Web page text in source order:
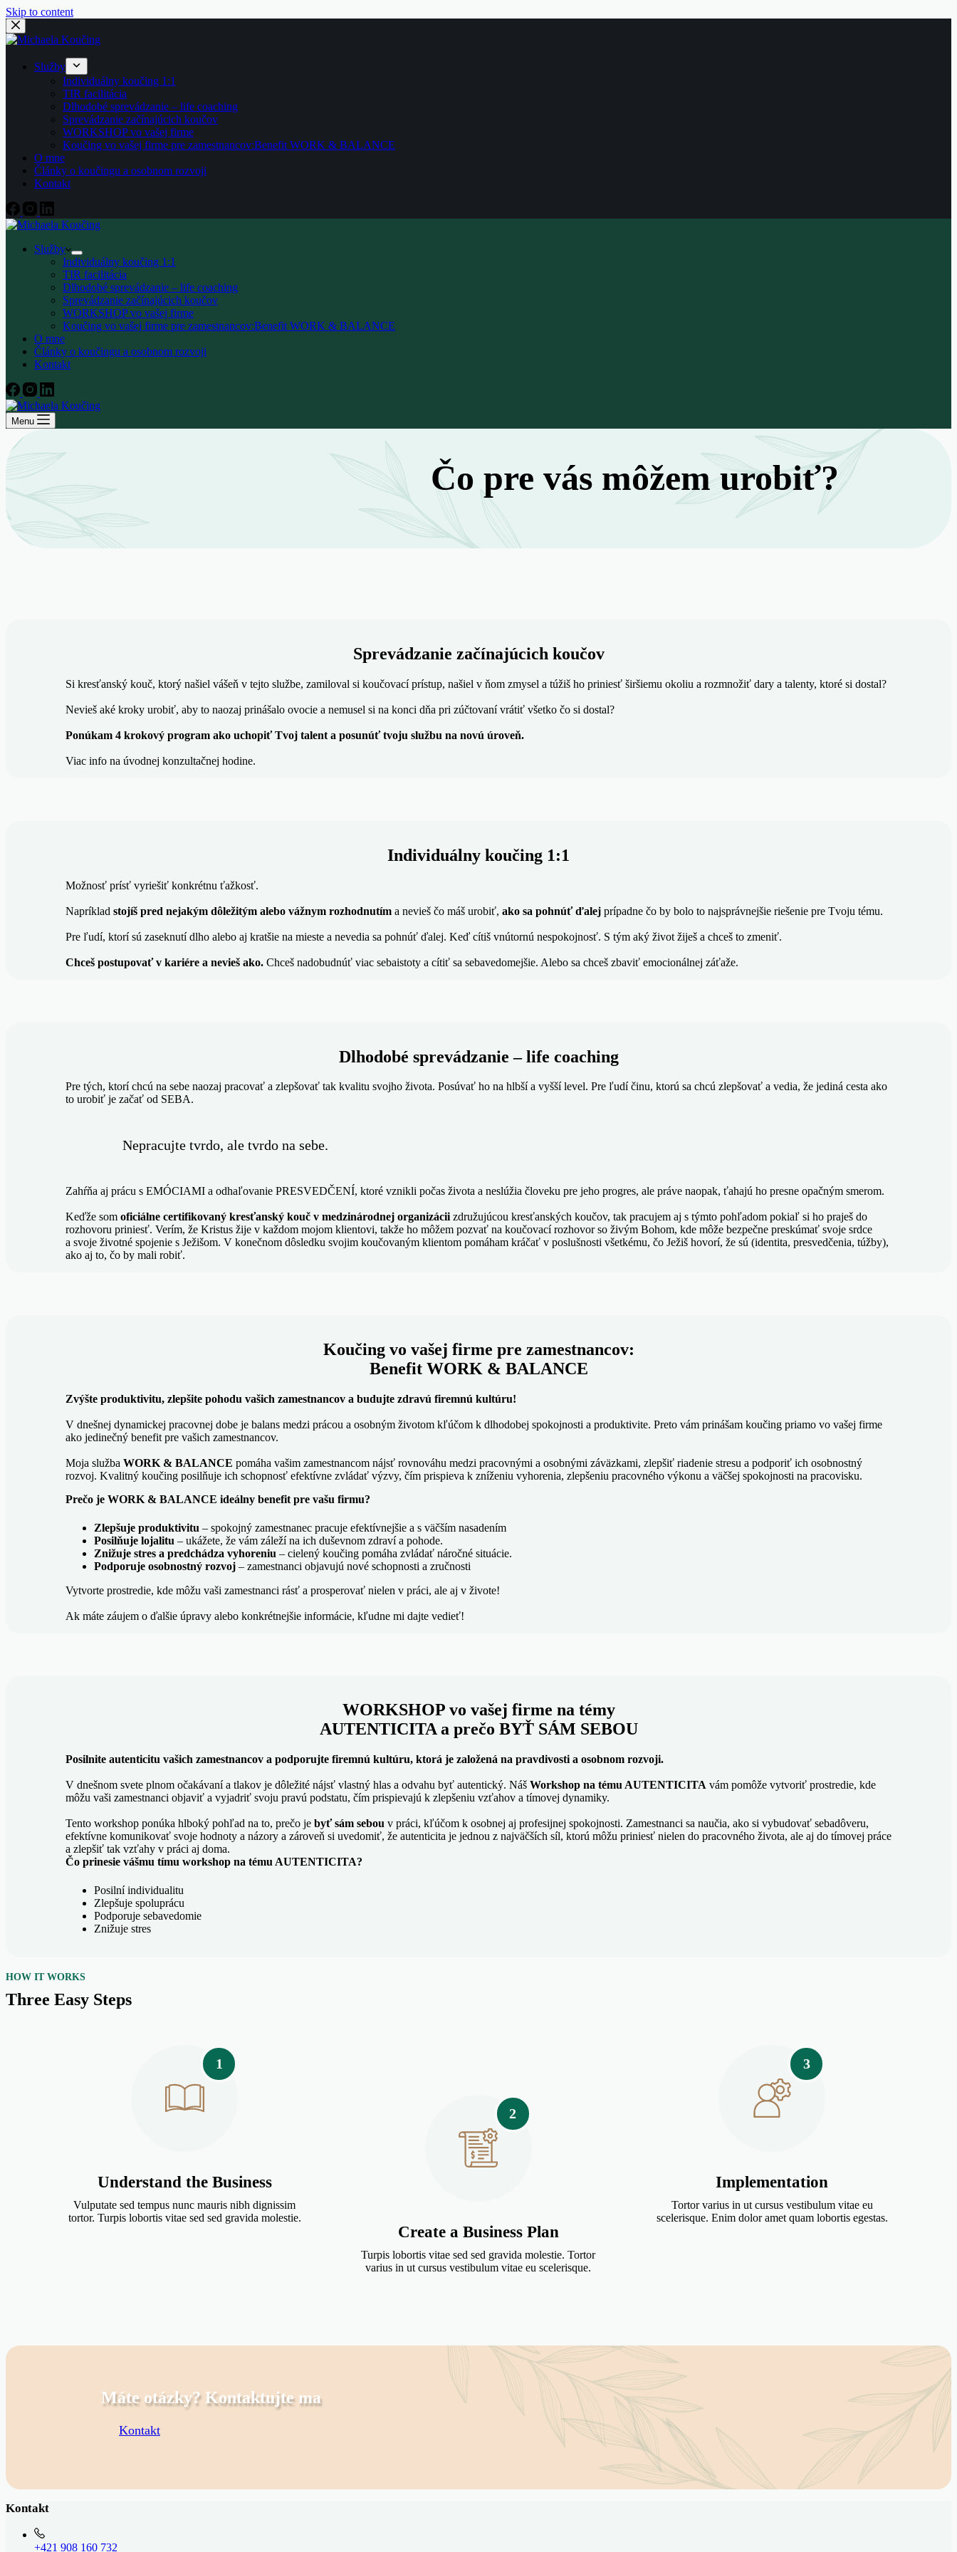
Skip to content
Služby
Individuálny koučing 1:1
TIR facilitácia
Dlhodobé sprevádzanie – life coaching
Sprevádzanie začínajúcich koučov
WORKSHOP vo vašej firme
Koučing vo vašej firme pre zamestnancov:Benefit WORK & BALANCE
O mne
Články o koučingu a osobnom rozvoji
Kontakt
Služby
Individuálny koučing 1:1
TIR facilitácia
Dlhodobé sprevádzanie – life coaching
Sprevádzanie začínajúcich koučov
WORKSHOP vo vašej firme
Koučing vo vašej firme pre zamestnancov:Benefit WORK & BALANCE
O mne
Články o koučingu a osobnom rozvoji
Kontakt
Menu
Čo pre vás môžem urobiť?
Sprevádzanie začínajúcich koučov
Si kresťanský kouč, ktorý našiel vášeň v tejto službe, zamiloval si koučovací prístup, našiel v ňom zmysel a túžiš ho priniesť širšiemu okoliu a rozmnožiť dary a talenty, ktoré si dostal?
Nevieš aké kroky urobiť, aby to naozaj prinášalo ovocie a nemusel si na konci dňa pri zúčtovaní vrátiť všetko čo si dostal?
Ponúkam 4 krokový program ako uchopiť Tvoj talent a posunúť tvoju službu na novú úroveň.
Viac info na úvodnej konzultačnej hodine.
Individuálny koučing 1:1
Možnosť prísť vyriešiť konkrétnu ťažkosť.
Napríklad stojíš pred nejakým dôležitým alebo vážnym rozhodnutím a nevieš čo máš urobiť, ako sa pohnúť ďalej prípadne čo by bolo to najsprávnejšie riešenie pre Tvoju tému.
Pre ľudí, ktorí sú zaseknutí dlho alebo aj kratšie na mieste a nevedia sa pohnúť ďalej. Keď cítiš vnútornú nespokojnosť. S tým aký život žiješ a chceš to zmeniť.
Chceš postupovať v kariére a nevieš ako. Chceš nadobudnúť viac sebaistoty a cítiť sa sebavedomejšie. Alebo sa chceš zbaviť emocionálnej záťaže.
Dlhodobé sprevádzanie – life coaching
Pre tých, ktorí chcú na sebe naozaj pracovať a zlepšovať tak kvalitu svojho života. Posúvať ho na hlbší a vyšší level. Pre ľudí činu, ktorú sa chcú zlepšovať a vedia, že jediná cesta ako
to urobiť je začať od SEBA.
Nepracujte tvrdo, ale tvrdo na sebe.
Zahŕňa aj prácu s EMÓCIAMI a odhaľovanie PRESVEDČENÍ, ktoré vznikli počas života a neslúžia človeku pre jeho progres, ale práve naopak, ťahajú ho presne opačným smerom.
Keďže som oficiálne certifikovaný kresťanský kouč v medzinárodnej organizáciizdružujúcou kresťanských koučov, tak pracujem aj s týmto pohľadom pokiaľ si ho praješ do
rozhovoru priniesť. Verím, že Kristus žije v každom mojom klientovi, takže ho môžem pozvať na koučovací rozhovor so živým Bohom, kde môže bezpečne preskúmať svoje srdce
a svoje životné spojenie s Ježišom. V konečnom dôsledku svojim koučovaným klientom pomáham kráčať v poslušnosti všetkému, čo Ježiš hovorí, že sú (identita, presvedčenia, túžby),
ako aj to, čo by mali robiť.
Koučing vo vašej firme pre zamestnancov:
Benefit WORK & BALANCE
Zvýšte produktivitu, zlepšite pohodu vašich zamestnancov a budujte zdravú firemnú kultúru!
V dnešnej dynamickej pracovnej dobe je balans medzi prácou a osobným životom kľúčom k dlhodobej spokojnosti a produktivite. Preto vám prinášam koučing priamo vo vašej firme
ako jedinečný benefit pre vašich zamestnancov.
Moja služba WORK & BALANCE pomáha vašim zamestnancom nájsť rovnováhu medzi pracovnými a osobnými záväzkami, zlepšiť riadenie stresu a podporiť ich osobnostný
rozvoj. Kvalitný koučing posilňuje ich schopnosť efektívne zvládať výzvy, čím prispieva k zníženiu vyhorenia, zlepšeniu pracovného výkonu a väčšej spokojnosti na pracovisku.
Prečo je WORK & BALANCE ideálny benefit pre vašu firmu?
Zlepšuje produktivitu – spokojný zamestnanec pracuje efektívnejšie a s väčším nasadením
Posilňuje lojalitu – ukážete, že vám záleží na ich duševnom zdraví a pohode.
Znižuje stres a predchádza vyhoreniu – cielený koučing pomáha zvládať náročné situácie.
Podporuje osobnostný rozvoj – zamestnanci objavujú nové schopnosti a zručnosti
Vytvorte prostredie, kde môžu vaši zamestnanci rásť a prosperovať nielen v práci, ale aj v živote!
Ak máte záujem o ďalšie úpravy alebo konkrétnejšie informácie, kľudne mi dajte vedieť!
WORKSHOP vo vašej firme na témy
AUTENTICITA a prečo BYŤ SÁM SEBOU
Posilnite autenticitu vašich zamestnancov a podporujte firemnú kultúru, ktorá je založená na pravdivosti a osobnom rozvoji.
V dnešnom svete plnom očakávaní a tlakov je dôležité nájsť vlastný hlas a odvahu byť autentický. Náš Workshop na tému AUTENTICITA vám pomôže vytvoriť prostredie, kde
môžu vaši zamestnanci objaviť a vyjadriť svoju pravú podstatu, čím prispievajú k zlepšeniu vzťahov a tímovej dynamiky.
Tento workshop ponúka hlboký pohľad na to, prečo je byť sám sebou v práci, kľúčom k osobnej aj profesijnej spokojnosti. Zamestnanci sa naučia, ako si vybudovať sebadôveru,
efektívne komunikovať svoje hodnoty a názory a zároveň si uvedomiť, že autenticita je jednou z najväčších síl, ktorú môžu priniesť nielen do pracovného života, ale aj do tímovej práce
a zlepšiť tak vzťahy v práci aj doma.
Čo prinesie vášmu tímu workshop na tému AUTENTICITA?
Posilní individualitu
Zlepšuje spoluprácu
Podporuje sebavedomie
Znižuje stres
HOW IT WORKS
Three Easy Steps
1
Understand the Business
Vulputate sed tempus nunc mauris nibh dignissim
tortor. Turpis lobortis vitae sed sed gravida molestie.
2
Create a Business Plan
Turpis lobortis vitae sed sed gravida molestie. Tortor
varius in ut cursus vestibulum vitae eu scelerisque.
3
Implementation
Tortor varius in ut cursus vestibulum vitae eu
scelerisque. Enim dolor amet quam lobortis egestas.
Máte otázky? Kontaktujte ma
Kontakt
Kontakt
+421 908 160 732